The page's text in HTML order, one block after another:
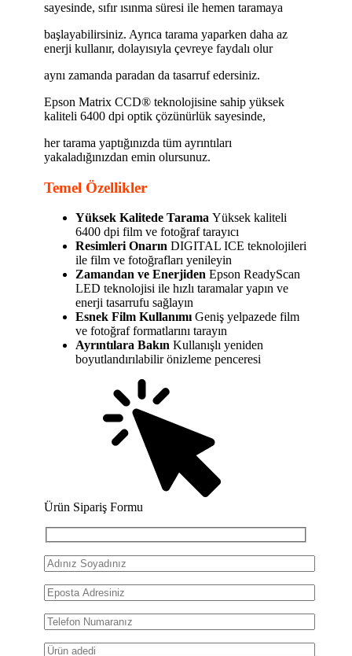
sayesinde, sıfır ısınma süresi ile hemen taramaya
başlayabilirsiniz. Ayrıca tarama yaparken daha az
enerji kullanır, dolayısıyla çevreye faydalı olur
aynı zamanda paradan da tasarruf edersiniz.
Epson Matrix CCD® teknolojisine sahip yüksek
kaliteli 6400 dpi optik çözünürlük sayesinde,
her tarama yaptığınızda tüm ayrıntıları
yakaladığınızdan emin olursunuz.
Temel Özellikler
Yüksek Kalitede Tarama Yüksek kaliteli
6400 dpi film ve fotoğraf tarayıcı
Resimleri Onarın DIGITAL ICE teknolojileri
ile film ve fotoğrafları yenileyin
Zamandan ve Enerjiden Epson ReadyScan
LED teknolojisi ile hızlı taramalar yapın ve
enerji tasarrufu sağlayın
Esnek Film Kullanımı Geniş yelpazede film
ve fotoğraf formatlarını tarayın
Ayrıntılara Bakın Kullanışlı yeniden
boyutlandırılabilir önizleme penceresi
Ürün Sipariş Formu